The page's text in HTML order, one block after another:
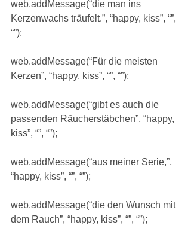
web.addMessage(“die man ins
Kerzenwachs träufelt.”, “happy, kiss”, “”,
“”);
web.addMessage(“Für die meisten
Kerzen”, “happy, kiss”, “”, “”);
web.addMessage(“gibt es auch die
passenden Räucherstäbchen”, “happy,
kiss”, “”, “”);
web.addMessage(“aus meiner Serie,”,
“happy, kiss”, “”, “”);
web.addMessage(“die den Wunsch mit
dem Rauch”, “happy, kiss”, “”, “”);